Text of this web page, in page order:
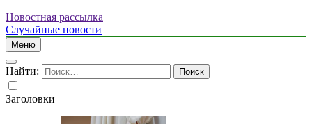
Новостная рассылка
Случайные новости
Меню
Найти:
Заголовки